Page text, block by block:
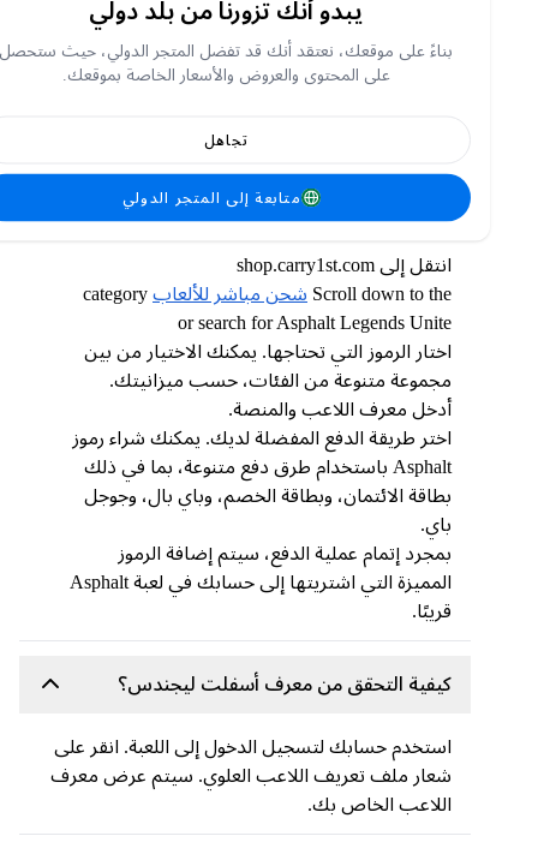
أكمل مئات الأحداث في وضع المهمات الفردية وواجه
ما يصل إلى 8 لاعبين في الوقت الفعلي في وضع تعدد
اللاعبين. يمكنك حتى إنشاء نادي سباق خاص بك
العالم! سارع وانضم إلينا.
كيفية أشحن أسفلت ليجندس يونيت
انتقل إلى shop.carry1st.com
Scroll down to the شحن مباشر للألعاب category
or search for Asphalt Legends Unite
اختار الرموز التي تحتاجها. يمكنك الاختيار من بين
مجموعة متنوعة من الفئات، حسب ميزانيتك.
أدخل معرف اللاعب والمنصة.
اختر طريقة الدفع المفضلة لديك. يمكنك شراء رموز
Asphalt باستخدام طرق دفع متنوعة، بما في ذلك
بطاقة الائتمان، وبطاقة الخصم، وباي بال، وجوجل
بمجرد إتمام عملية الدفع، سيتم إضافة الرموز
المميزة التي اشتريتها إلى حسابك في لعبة Asphalt
كيفية التحقق من معرف أسفلت ليجندس؟
استخدم حسابك لتسجيل الدخول إلى اللعبة. انقر على
شعار ملف تعريف اللاعب العلوي. سيتم عرض معرف
اللاعب الخاص بك.
يبدو أنك تزورنا من بلد دولي
بناءً على موقعك، نعتقد أنك قد تفضل المتجر الدولي، حيث ستحصل
على المحتوى والعروض والأسعار الخاصة بموقعك.
متابعة إلى المتجر الدولي